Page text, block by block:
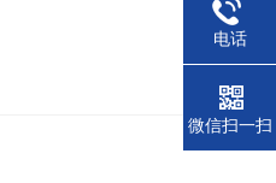
电话
微信扫一扫